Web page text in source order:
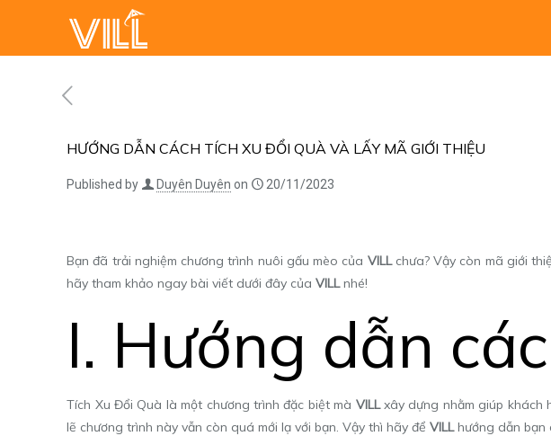
HƯỚNG DẪN CÁCH TÍCH XU ĐỔI QUÀ VÀ LẤY MÃ GIỚI THIỆU
Published by Duyên Duyên on 20/11/2023
Bạn đã trải nghiệm chương trình nuôi gấu mèo của VILLchưa? Vậy còn mã giới
hãy tham khảo ngay bài viết dưới đây củaVILLnhé!
I. Hướng dẫn
Tích Xu Đổi Quà là một chương trình đặc biệt mà VILLxây dựng nhằm giúp khách
lẽ chương trình này vẫn còn quá mới lạ với bạn. Vậy thì hãy đểVILLhướng dẫn bạn